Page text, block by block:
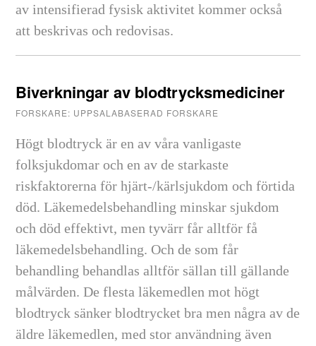
av intensifierad fysisk aktivitet kommer också
att beskrivas och redovisas.
Biverkningar av blodtrycksmediciner
FORSKARE: UPPSALABASERAD FORSKARE
Högt blodtryck är en av våra vanligaste
folksjukdomar och en av de starkaste
riskfaktorerna för hjärt-/kärlsjukdom och förtida
död. Läkemedelsbehandling minskar sjukdom
och död effektivt, men tyvärr får alltför få
läkemedelsbehandling. Och de som får
behandling behandlas alltför sällan till gällande
målvärden. De flesta läkemedlen mot högt
blodtryck sänker blodtrycket bra men några av de
äldre läkemedlen, med stor användning även